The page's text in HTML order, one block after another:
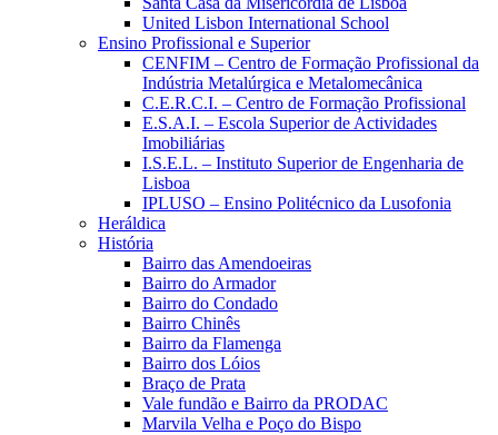
United Lisbon International School
Ensino Profissional e Superior
CENFIM – Centro de Formação Profissional da
Indústria Metalúrgica e Metalomecânica
C.E.R.C.I. – Centro de Formação Profissional
E.S.A.I. – Escola Superior de Actividades
Imobiliárias
I.S.E.L. – Instituto Superior de Engenharia de
Lisboa
IPLUSO – Ensino Politécnico da Lusofonia
Heráldica
História
Bairro das Amendoeiras
Bairro do Armador
Bairro do Condado
Bairro Chinês
Bairro da Flamenga
Bairro dos Lóios
Braço de Prata
Vale fundão e Bairro da PRODAC
Marvila Velha e Poço do Bispo